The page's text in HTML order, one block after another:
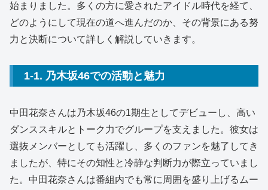
始まりました。多くの方に愛されたアイドル時代を経て、
どのようにして現在の道へ進んだのか、その背景にある努
力と決断について詳しく解説していきます。
1-1. 乃木坂46での活動と魅力
中田花奈さんは乃木坂46の1期生としてデビューし、高い
ダンススキルとトーク力でグループを支えました。彼女は
選抜メンバーとしても活躍し、多くのファンを魅了してき
ましたが、特にその知性と冷静な判断力が際立っていまし
た。中田花奈さんは番組内でも常に周囲を盛り上げるムー